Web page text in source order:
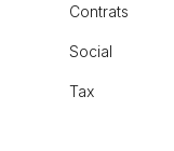
Contrats
Social
Tax